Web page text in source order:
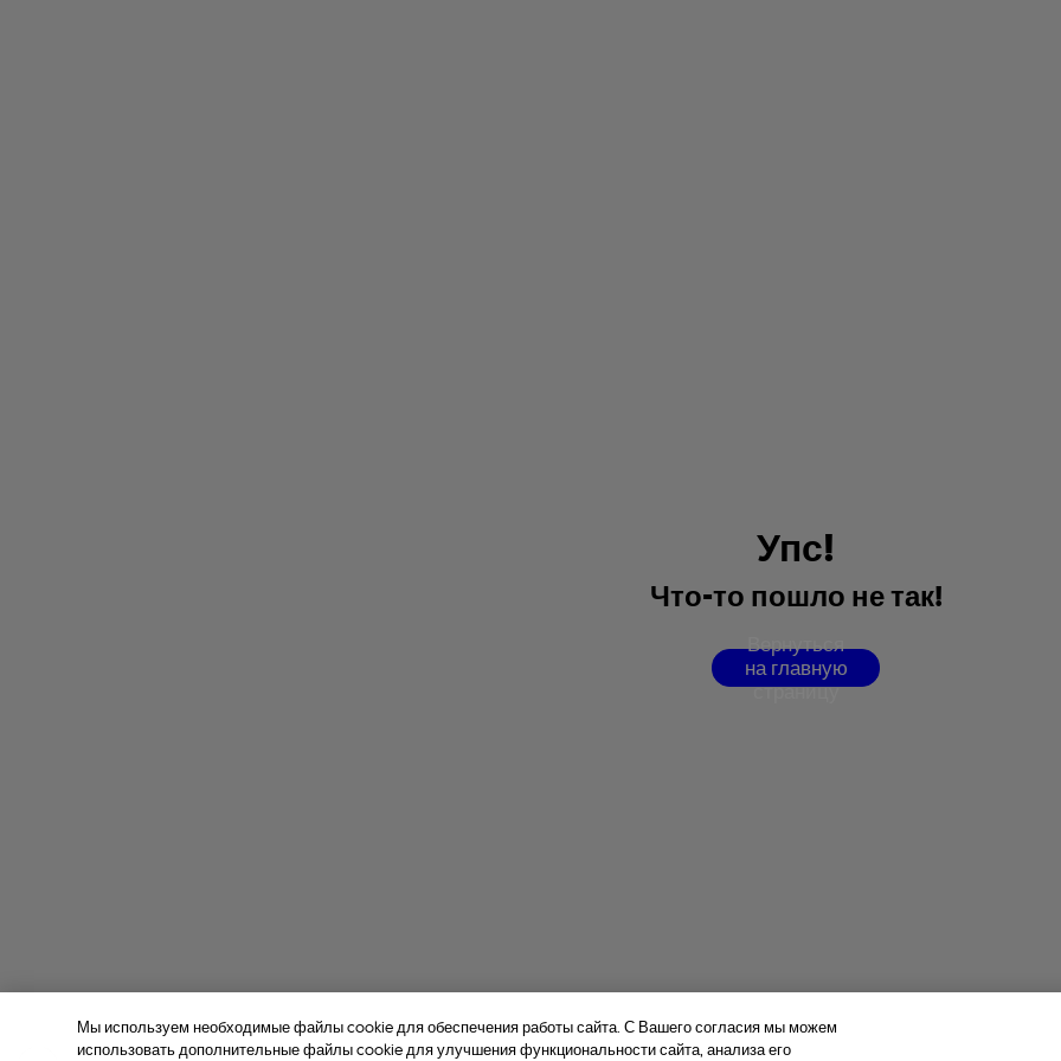
Упс!
Что-то пошло нетак!
Вернуться
на главную
страницу
Мы используем необходимые файлы cookie для обеспечения работы сайта. С Вашего согласия мы можем
использовать дополнительные файлы cookie для улучшения функциональности сайта, анализа его